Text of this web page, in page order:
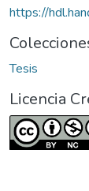
https://
Tesis
Licencia